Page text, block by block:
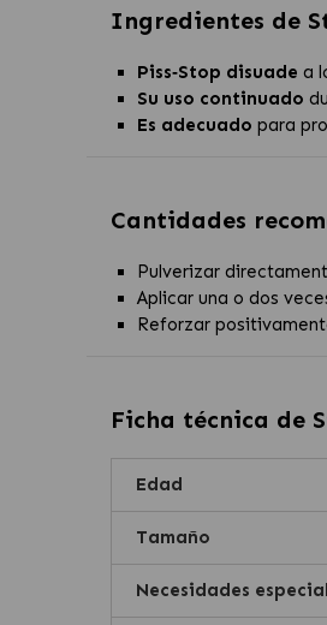
Ingredientes de
Piss‑Stop disuade a
Su uso continuado
Es adecuado para
Cantidades
Pulverizar
Aplicar una o dos
Reforzar
Ficha técnica de
Edad
Tamaño
Necesidades